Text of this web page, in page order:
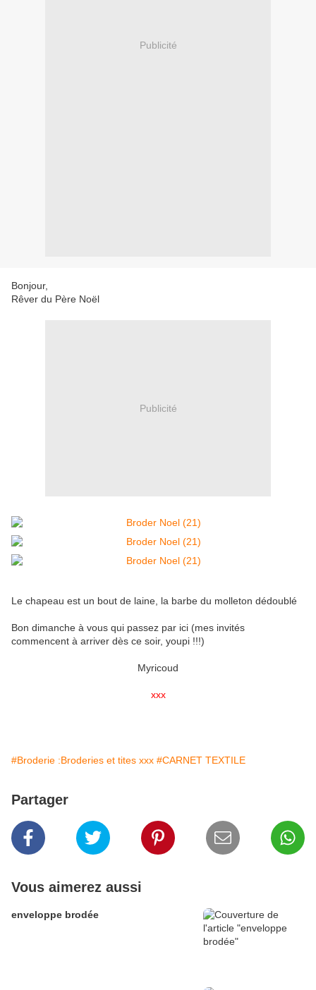
Publicité
Bonjour,
Rêver du Père Noël
Publicité
Le chapeau est un bout de laine, la barbe du molleton dédoublé
Bon dimanche à vous qui passez par ici (mes invités
commencent à arriver dès ce soir, youpi !!!)
Myricoud
xxx
#Broderie :Broderies et tites xxx #CARNET TEXTILE
Partager
Vous aimerez aussi
enveloppe brodée